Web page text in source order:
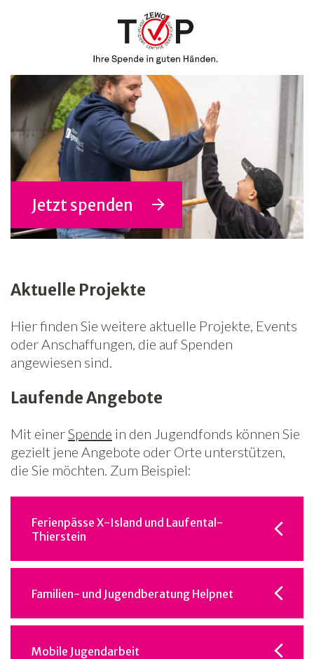
Jetzt spenden
Aktuelle Projekte
Hier finden Sie weitere aktuelle Projekte, Events
oder Anschaffungen, die auf Spenden
angewiesen sind.
Laufende Angebote
Mit einerSpende in den Jugendfonds können Sie
gezielt jene Angebote oder Orte unterstützen,
die Sie möchten. Zum Beispiel:
Ferienpässe X-Island und Laufental-
Thierstein
Familien- und Jugendberatung Helpnet
Mobile Jugendarbeit